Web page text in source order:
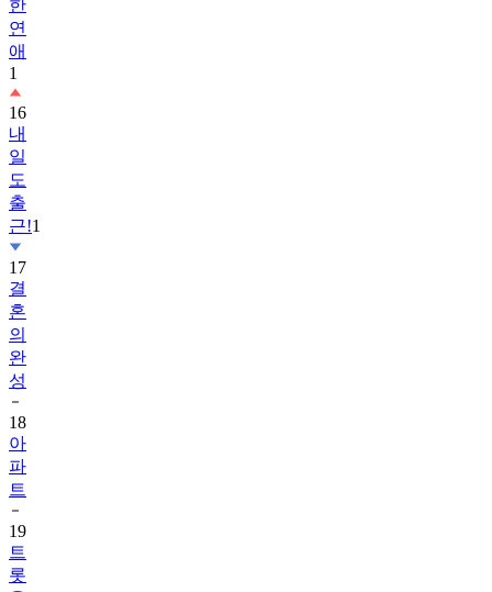
애
1
16
내
일
도
출
근!
17
결
혼
의
완
성
18
아
파
트
19
트
롯
올
스